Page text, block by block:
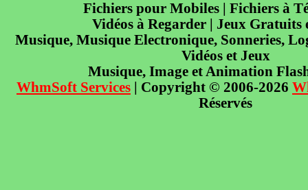
Fichiers pour Mobiles | Fichiers à
Vidéos à Regarder | Jeux Gratuits
Musique, Musique Electronique, Sonneries,
Vidéos et Jeux
Musique, Image et Animation
WhmSoft Services | Copyright © 2006-2026
Réservés